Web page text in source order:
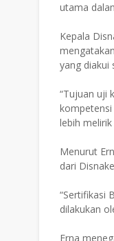
utama
Kepala
yang diakui
“Tujuan uji
kompetensi
lebih
Menurut
dari
“Sertifikasi
dilakukan
Erna